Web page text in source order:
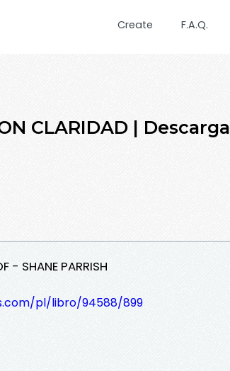
Create F.A.Q.
CLARIDAD | Descarga
- SHANE PARRISH
pl/libro/94588/899